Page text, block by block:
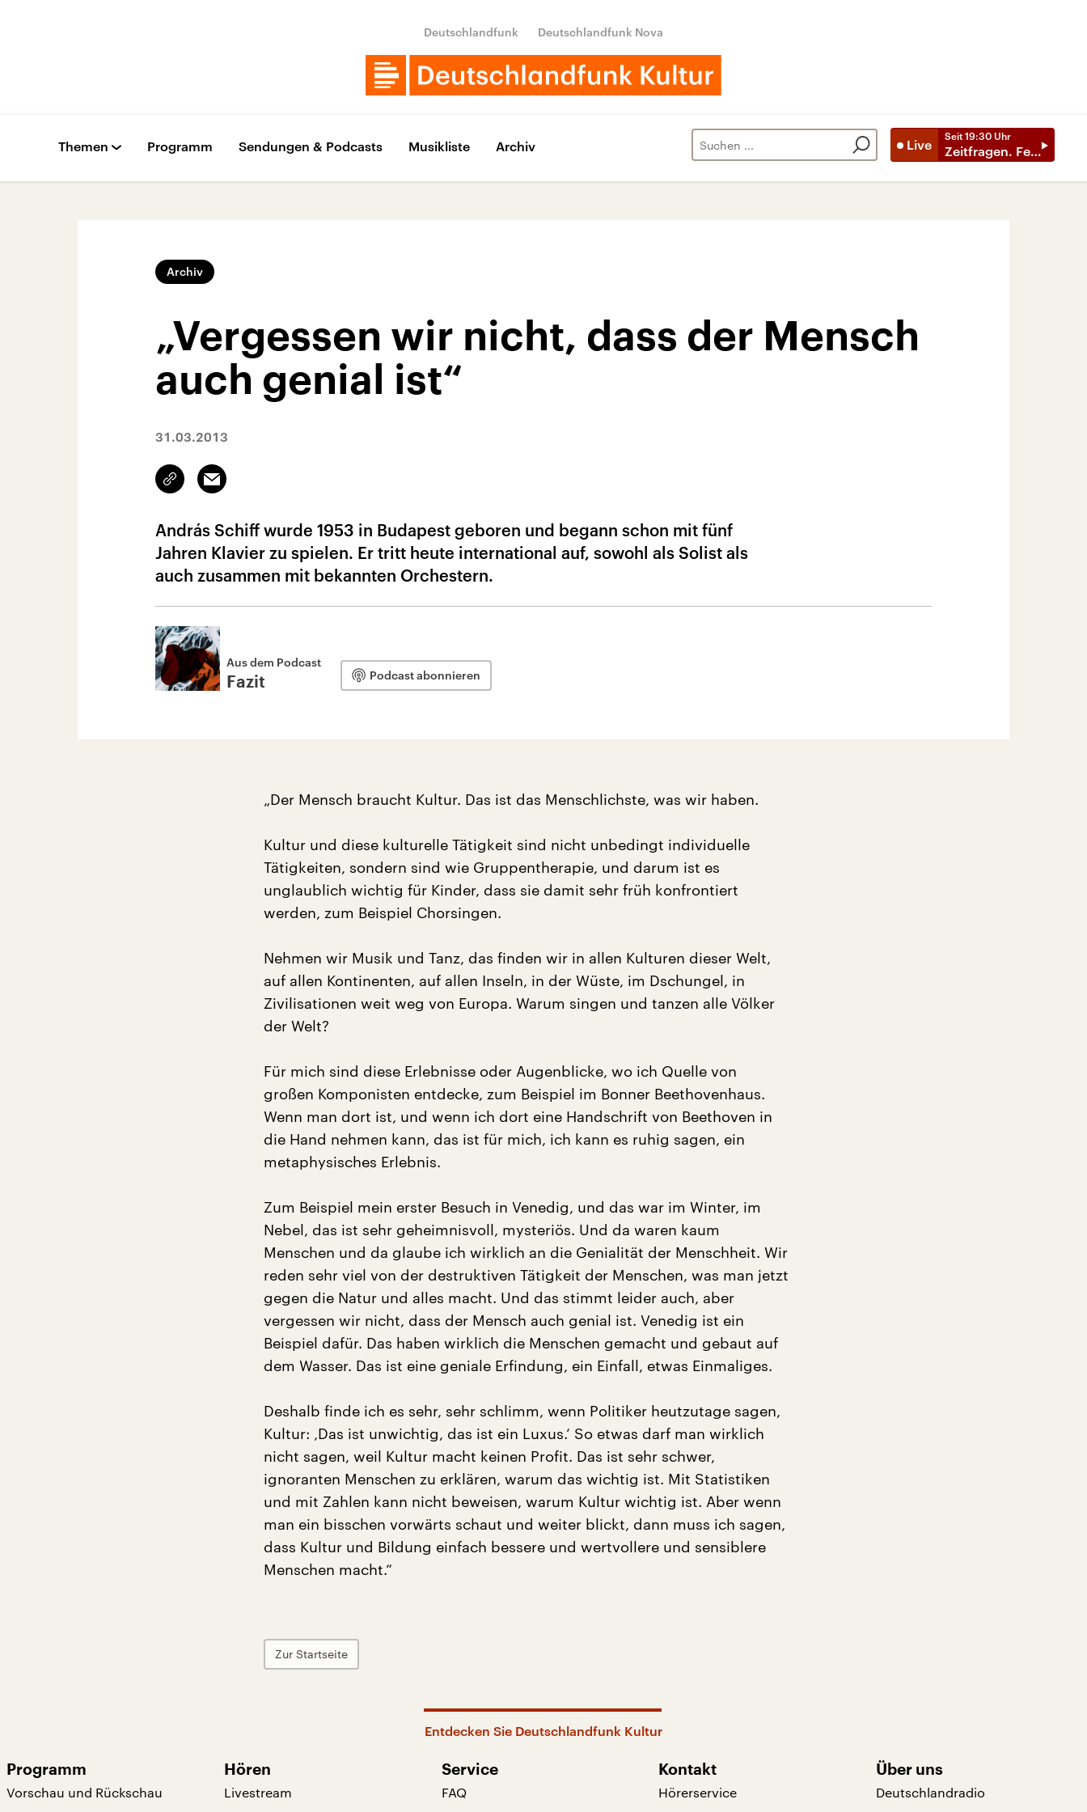
Deutschlandfunk Deutschlandfunk Nova
Live
Seit 19:30 Uhr
Zeitfragen. Feature
Themen Programm Sendungen & Podcasts Musikliste Archiv
Archiv
„Vergessen wir nicht, dass der Mensch
auch genial ist“
31.03.2013
Link
kopieren/teilen
Email
András Schiff wurde 1953 in Budapest geboren und begann schon mit fünf
Jahren Klavier zu spielen. Er tritt heute international auf, sowohl als Solist als
auch zusammen mit bekannten Orchestern.
Aus dem Podcast
Fazit Podcast abonnieren
„Der Mensch braucht Kultur. Das ist das Menschlichste, was wir haben.
Kultur und diese kulturelle Tätigkeit sind nicht unbedingt individuelle
Tätigkeiten, sondern sind wie Gruppentherapie, und darum ist es
unglaublich wichtig für Kinder, dass sie damit sehr früh konfrontiert
werden, zum Beispiel Chorsingen.
Nehmen wir Musik und Tanz, das finden wir in allen Kulturen dieser Welt,
auf allen Kontinenten, auf allen Inseln, in der Wüste, im Dschungel, in
Zivilisationen weit weg von Europa. Warum singen und tanzen alle Völker
der Welt?
Für mich sind diese Erlebnisse oder Augenblicke, wo ich Quelle von
großen Komponisten entdecke, zum Beispiel im Bonner Beethovenhaus.
Wenn man dort ist, und wenn ich dort eine Handschrift von Beethoven in
die Hand nehmen kann, das ist für mich, ich kann es ruhig sagen, ein
metaphysisches Erlebnis.
Zum Beispiel mein erster Besuch in Venedig, und das war im Winter, im
Nebel, das ist sehr geheimnisvoll, mysteriös. Und da waren kaum
Menschen und da glaube ich wirklich an die Genialität der Menschheit. Wir
reden sehr viel von der destruktiven Tätigkeit der Menschen, was man jetzt
gegen die Natur und alles macht. Und das stimmt leider auch, aber
vergessen wir nicht, dass der Mensch auch genial ist. Venedig ist ein
Beispiel dafür. Das haben wirklich die Menschen gemacht und gebaut auf
dem Wasser. Das ist eine geniale Erfindung, ein Einfall, etwas Einmaliges.
Deshalb finde ich es sehr, sehr schlimm, wenn Politiker heutzutage sagen,
Kultur: ‚Das ist unwichtig, das ist ein Luxus.‘ So etwas darf man wirklich
nicht sagen, weil Kultur macht keinen Profit. Das ist sehr schwer,
ignoranten Menschen zu erklären, warum das wichtig ist. Mit Statistiken
und mit Zahlen kann nicht beweisen, warum Kultur wichtig ist. Aber wenn
man ein bisschen vorwärts schaut und weiter blickt, dann muss ich sagen,
dass Kultur und Bildung einfach bessere und wertvollere und sensiblere
Menschen macht.“
Zur Startseite
Entdecken Sie Deutschlandfunk Kultur
Programm
Vorschau und Rückschau
Hören
Livestream
Service
FAQ
Kontakt
Hörerservice
Über uns
Deutschlandradio